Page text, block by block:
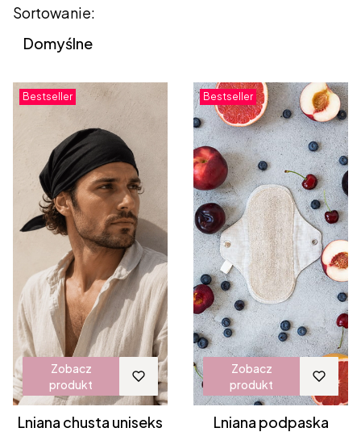
Lista produktów
Sortowanie:
Domyślne
Bestseller
Zobacz
produkt
Lniana chusta uniseks
Bestseller
Zobacz
produkt
Lniana podpaska